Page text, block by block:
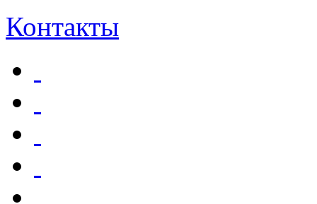
Контакты